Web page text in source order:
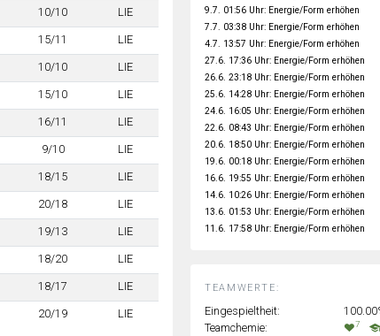
10/10 LIE
15/11 LIE
10/10 LIE
15/10 LIE
16/11 LIE
9/10 LIE
18/15 LIE
20/18 LIE
19/13 LIE
18/20 LIE
18/17 LIE
20/19 LIE
TEAMWERTE:
Eingespieltheit:
Teamchemie:
7
9.7. 01:56 Uhr: Energie/Form erhöhen
7.7. 03:38 Uhr: Energie/Form erhöhen
4.7. 13:57 Uhr: Energie/Form erhöhen
27.6. 17:36 Uhr: Energie/Form erhöhen
26.6. 23:18 Uhr: Energie/Form erhöhen
25.6. 14:28 Uhr: Energie/Form erhöhen
24.6. 16:05 Uhr: Energie/Form erhöhen
22.6. 08:43 Uhr: Energie/Form erhöhen
20.6. 18:50 Uhr: Energie/Form erhöhen
19.6. 00:18 Uhr: Energie/Form erhöhen
16.6. 19:55 Uhr: Energie/Form erhöhen
14.6. 10:26 Uhr: Energie/Form erhöhen
13.6. 01:53 Uhr: Energie/Form erhöhen
11.6. 17:58 Uhr: Energie/Form erhöhen